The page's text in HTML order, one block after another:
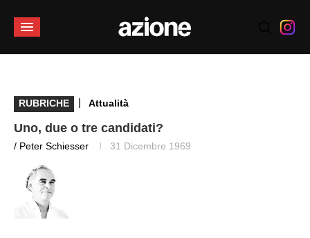
RUBRICHE | Attualità
Uno, due o tre candidati?
/ Peter Schiesser 31 Dicembre 1969